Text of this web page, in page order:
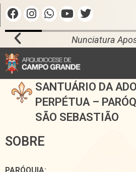
Nunciatura
SANTUÁRIO DA
PERPÉTUA –
SÃO SEBASTIÃO
SOBRE